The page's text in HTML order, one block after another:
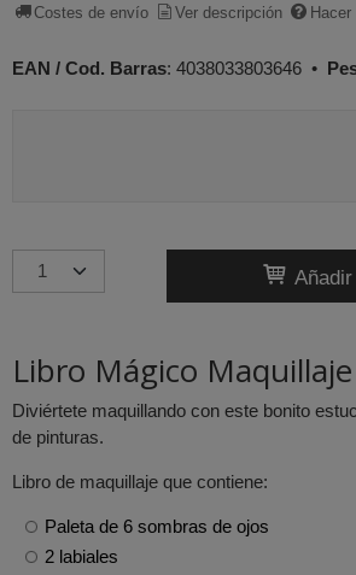
Costes de envío Ver descripción Hacer
EAN / Cod. Barras: 4038033803646 •
Libro Mágico
Diviértete maquillando con este bonito estuche de Frozen,
de pinturas.
Libro de maquillaje que contiene:
Paleta de 6 sombras de ojos
2 labiales